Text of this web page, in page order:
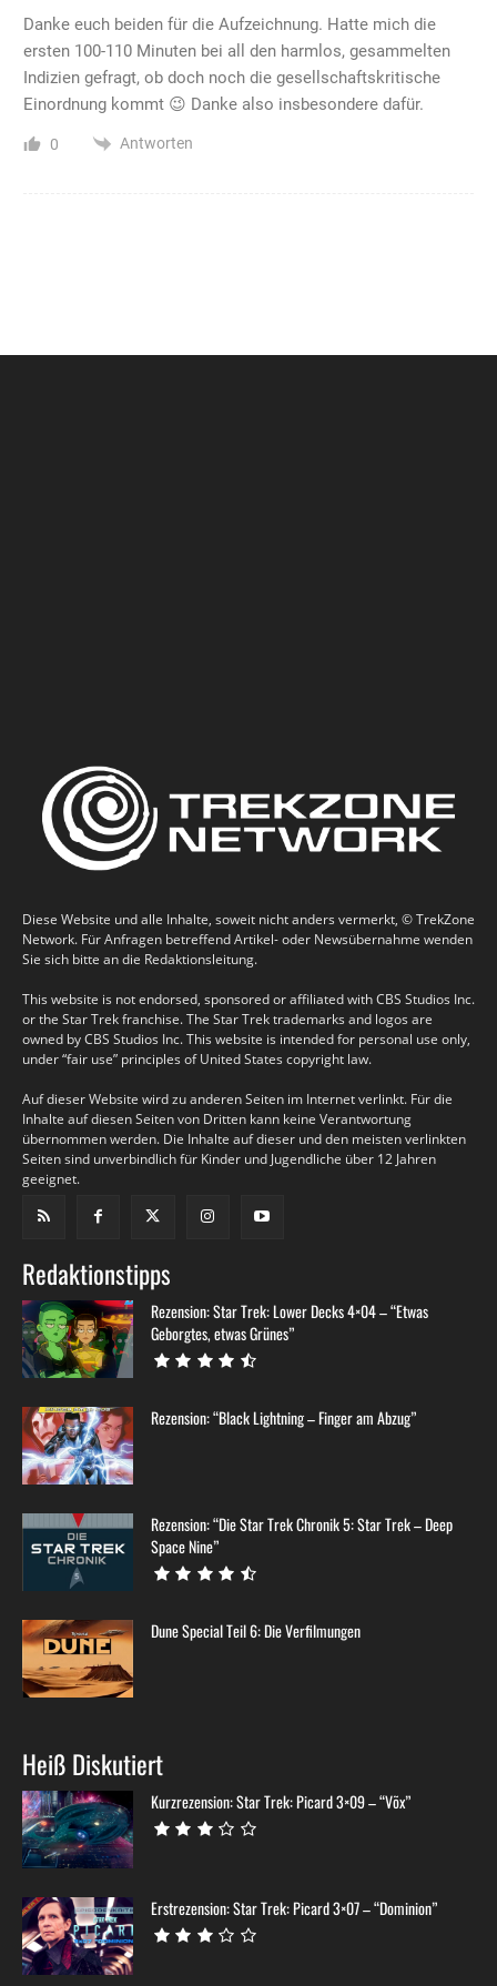
Danke euch beiden für die Aufzeichnung. Hatte mich die
ersten 100-110 Minuten bei all den harmlos, gesammelten
Indizien gefragt, ob doch noch die gesellschaftskritische
Einordnung kommt 😉 Danke also insbesondere dafür.
0 Antworten
Diese Website und alle Inhalte, soweit nicht anders vermerkt, © TrekZone
Network. Für Anfragen betreffend Artikel- oder Newsübernahme wenden
Sie sich bitte an die Redaktionsleitung.
This website is not endorsed, sponsored or affiliated with CBS Studios Inc.
or the Star Trek franchise. The Star Trek trademarks and logos are
owned by CBS Studios Inc. This website is intended for personal use only,
under “fair use” principles of United States copyright law.
Auf dieser Website wird zu anderen Seiten im Internet verlinkt. Für die
Inhalte auf diesen Seiten von Dritten kann keine Verantwortung
übernommen werden. Die Inhalte auf dieser und den meisten verlinkten
Seiten sind unverbindlich für Kinder und Jugendliche über 12 Jahren
geeignet.
Redaktionstipps
Rezension: Star Trek: Lower Decks 4×04 – “Etwas
Geborgtes, etwas Grünes”
Rezension: “Black Lightning – Finger am Abzug”
Rezension: “Die Star Trek Chronik 5: Star Trek – Deep
Space Nine”
Dune Special Teil 6: Die Verfilmungen
Heiß Diskutiert
Kurzrezension: Star Trek: Picard 3×09 – “Võx”
Erstrezension: Star Trek: Picard 3×07 – “Dominion”